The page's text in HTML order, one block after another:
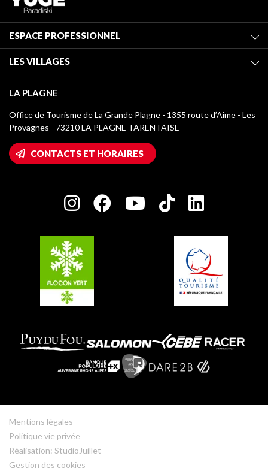
ESPACE PROFESSIONNEL
Classement des meublés
Taxe de séjour
Médiathèque
Logos La Plagne
Accès Wifi
Maison des Propriétaires
Charte des Acteurs Engagés
LES VILLAGES
Montchavin - Les Coches
Champagny-en-Vanoise
Plagne 1800
Plagne Villages
Plagne Aime 2000
LA PLAGNE
Office de Tourisme de La Grande Plagne - 1355 route d’Aime - Les
Provagnes - 73210 LA PLAGNE TARENTAISE
CONTACTS ET HORAIRES
Mentions légales
Politique vie privée
Réalisation: StudioJuillet
Gestion des cookies